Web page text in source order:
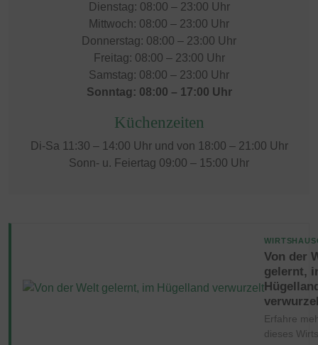
Dienstag: 08:00 – 23:00 Uhr
Mittwoch: 08:00 – 23:00 Uhr
Donnerstag: 08:00 – 23:00 Uhr
Freitag: 08:00 – 23:00 Uhr
Samstag: 08:00 – 23:00 Uhr
Sonntag: 08:00 – 17:00 Uhr
Küchenzeiten
Di-Sa 11:30 – 14:00 Uhr und von 18:00 – 21:00 Uhr
Sonn- u. Feiertag 09:00 – 15:00 Uhr
Von der
gelernt,
Erfahre
dieses